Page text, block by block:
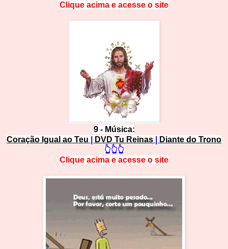
Clique acima e acesse o site
9 - Música:
Coração Igual ao Teu
DVD Tu Reinas
Diante do Trono
👆👆👆
Clique acima e acesse o site